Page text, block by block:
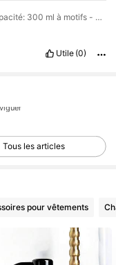
Couleur: Multicolore / Capacité: 300 ml à motifs - blanc
Utile (0)
Tous les articles
pour vêtements